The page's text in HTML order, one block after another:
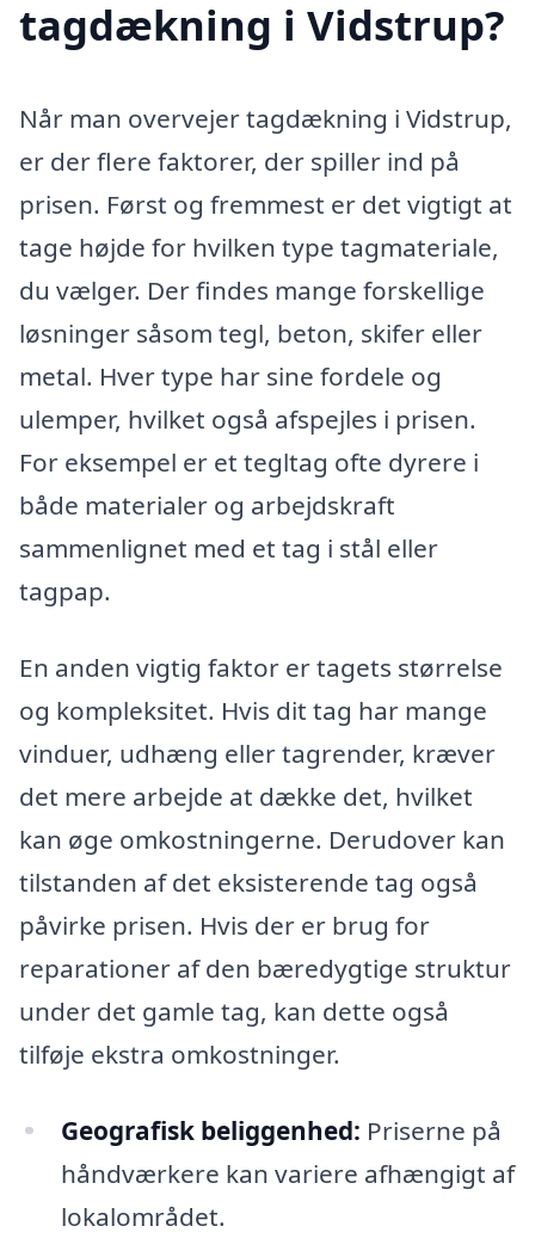
tagdækning i Vidstrup?
Når man overvejer tagdækning i Vidstrup,
er der flere faktorer, der spiller ind på
prisen. Først og fremmest er det vigtigt at
tage højde for hvilken type tagmateriale,
du vælger. Der findes mange forskellige
løsninger såsom tegl, beton, skifer eller
metal. Hver type har sine fordele og
ulemper, hvilket også afspejles i prisen.
For eksempel er et tegltag ofte dyrere i
både materialer og arbejdskraft
sammenlignet med et tag i stål eller
tagpap.
En anden vigtig faktor er tagets størrelse
og kompleksitet. Hvis dit tag har mange
vinduer, udhæng eller tagrender, kræver
det mere arbejde at dække det, hvilket
kan øge omkostningerne. Derudover kan
tilstanden af det eksisterende tag også
påvirke prisen. Hvis der er brug for
reparationer af den bæredygtige struktur
under det gamle tag, kan dette også
tilføje ekstra omkostninger.
Geografisk beliggenhed: Priserne på
håndværkere kan variere afhængigt af
lokalområdet.